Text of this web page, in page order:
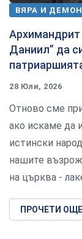
ВЯРА И
Архимандрит
Даниил” да
28 Юли, 2026
Отново сме
ако искаме да
истински
нашите
на църква -
ПРОЧЕТИ ОЩЕ